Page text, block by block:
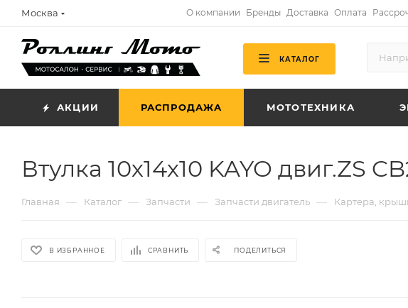
Москва О компании Бренды Доставка Оплата
КАТАЛОГ
АКЦИИ РАСПРОДАЖА МОТОТЕХНИКА
Втулка 10х14х10 KAYO двиг.ZS
Главная — Каталог — Запчасти — Запчасти двигатель — Картера,
В ИЗБРАННОЕ СРАВНИТЬ ПОДЕЛИТЬСЯ